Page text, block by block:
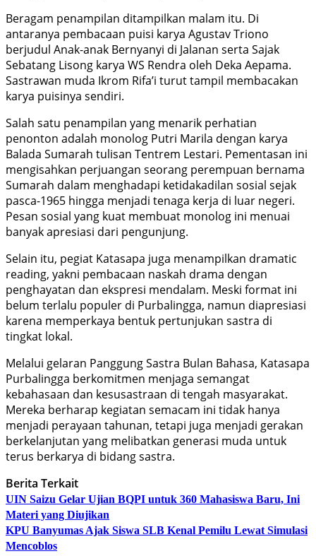
Beragam penampilan ditampilkan malam itu. Di
antaranya pembacaan puisi karya Agustav Triono
berjudul Anak-anak Bernyanyi di Jalanan serta Sajak
Sebatang Lisong karya WS Rendra oleh Deka Aepama.
Sastrawan muda Ikrom Rifa’i turut tampil membacakan
karya puisinya sendiri.
Salah satu penampilan yang menarik perhatian
penonton adalah monolog Putri Marila dengan karya
Balada Sumarah tulisan Tentrem Lestari. Pementasan ini
mengisahkan perjuangan seorang perempuan bernama
Sumarah dalam menghadapi ketidakadilan sosial sejak
pasca-1965 hingga menjadi tenaga kerja di luar negeri.
Pesan sosial yang kuat membuat monolog ini menuai
banyak apresiasi dari pengunjung.
Selain itu, pegiat Katasapa juga menampilkan dramatic
reading, yakni pembacaan naskah drama dengan
penghayatan dan ekspresi mendalam. Meski format ini
belum terlalu populer di Purbalingga, namun diapresiasi
karena memperkaya bentuk pertunjukan sastra di
tingkat lokal.
Melalui gelaran Panggung Sastra Bulan Bahasa, Katasapa
Purbalingga berkomitmen menjaga semangat
kebahasaan dan kesusastraan di tengah masyarakat.
Mereka berharap kegiatan semacam ini tidak hanya
menjadi perayaan tahunan, tetapi juga menjadi gerakan
berkelanjutan yang melibatkan generasi muda untuk
terus berkarya di bidang sastra.
Berita Terkait
UIN Saizu Gelar Ujian BQPI untuk 360 Mahasiswa Baru, Ini
Materi yang Diujikan
KPU Banyumas Ajak Siswa SLB Kenal Pemilu Lewat Simulasi
Mencoblos